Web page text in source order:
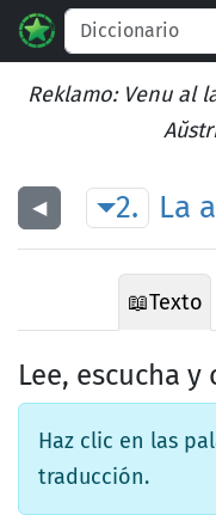
Reklamo: Venu al
◀︎ 2. La
📖Texto
Lee, escucha y
Haz clic en las
traducción.